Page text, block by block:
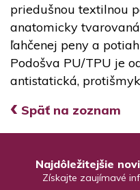
priedušnou textilnou
anatomicky
ľahčenej peny a
Podošva PU/TPU je
antistatická,
‹ Späť na zoznam
Najdôležitejšie
Získajte zaujímavé